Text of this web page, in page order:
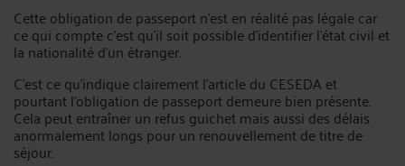
Cette obligation de passeport n’est en réalité pas légale car
ce qui compte c’est qu’il soit possible d’identifier l’état civil et
la nationalité d’un étranger.
C’est ce qu’indique clairement l’article du CESEDA et
pourtant l’obligation de passeport demeure bien présente.
Cela peut entraîner un refus guichet mais aussi des délais
anormalement longs pour un renouvellement de titre de
séjour.